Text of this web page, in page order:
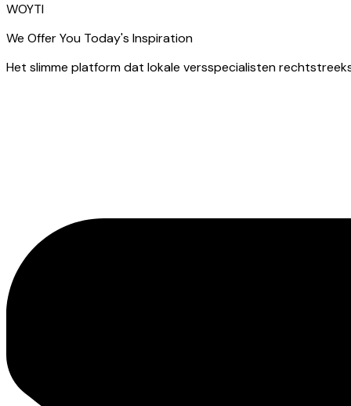
WOYTI
We Offer You Today's Inspiration
Het slimme platform dat lokale versspecialisten